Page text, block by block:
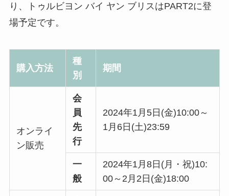
り、トゥルビヨン バイ ヤン ブリスはPART2に登
場予定です。
購入方法
種
別
期間
オンライ
ン販売
会
員
先
行
2024年1月5日(金)10:00～
1月6日(土)23:59
一
般
2024年1月8日(月・祝)10:
00～2月2日(金)18:00